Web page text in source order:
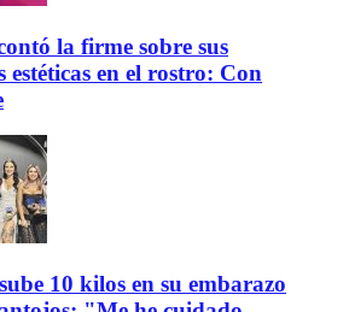
la firme sobre sus
estéticas en el rostro: Con
10 kilos en su embarazo